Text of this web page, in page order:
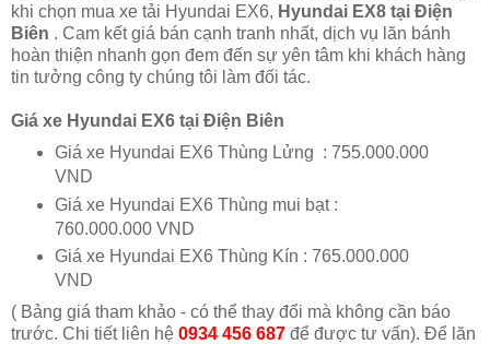
khi chọn mua xe tải Hyundai EX6, Hyundai EX8 tại Điện
Biên . Cam kết giá bán cạnh tranh nhất, dịch vụ lăn bánh
hoàn thiện nhanh gọn đem đến sự yên tâm khi khách hàng
tin tưởng công ty chúng tôi làm đối tác.
Giá xe Hyundai EX6 tại Điện Biên
Giá xe Hyundai EX6 Thùng Lửng : 755.000.000
VND
Giá xe Hyundai EX6 Thùng mui bạt :
760.000.000 VND
Giá xe Hyundai EX6 Thùng Kín : 765.000.000
VND
( Bảng giá tham khảo - có thể thay đổi mà không cần báo
trước. Chi tiết liên hệ 0934 456 687 để được tư vấn). Để lăn